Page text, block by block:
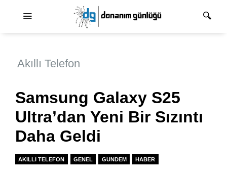
Akıllı Telefon
Samsung Galaxy S25
Ultra’dan Yeni Bir Sızıntı
Daha Geldi
AKILLI TELEFON GENEL GUNDEM HABER